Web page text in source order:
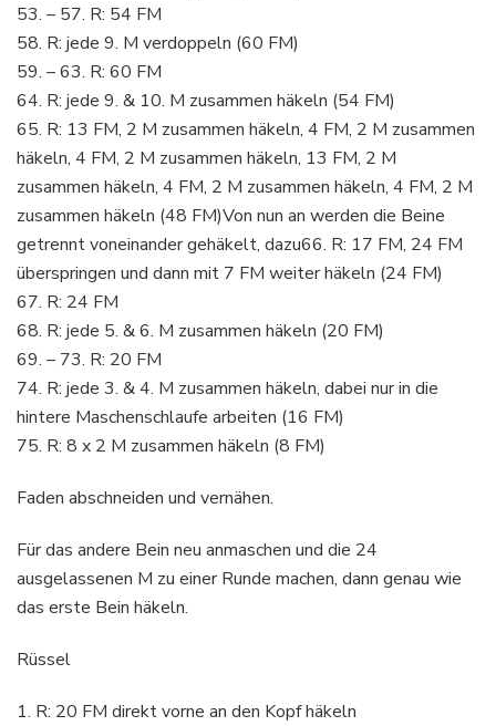
53. – 57. R: 54 FM
58. R: jede 9. M verdoppeln (60 FM)
59. – 63. R: 60 FM
64. R: jede 9. & 10. M zusammen häkeln (54 FM)
65. R: 13 FM, 2 M zusammen häkeln, 4 FM, 2 M zusammen
häkeln, 4 FM, 2 M zusammen häkeln, 13 FM, 2 M
zusammen häkeln, 4 FM, 2 M zusammen häkeln, 4 FM, 2 M
zusammen häkeln (48 FM)Von nun an werden die Beine
getrennt voneinander gehäkelt, dazu66. R: 17 FM, 24 FM
überspringen und dann mit 7 FM weiter häkeln (24 FM)
67. R: 24 FM
68. R: jede 5. & 6. M zusammen häkeln (20 FM)
69. – 73. R: 20 FM
74. R: jede 3. & 4. M zusammen häkeln, dabei nur in die
hintere Maschenschlaufe arbeiten (16 FM)
75. R: 8 x 2 M zusammen häkeln (8 FM)
Faden abschneiden und vernähen.
Für das andere Bein neu anmaschen und die 24
ausgelassenen M zu einer Runde machen, dann genau wie
das erste Bein häkeln.
Rüssel
1. R: 20 FM direkt vorne an den Kopf häkeln